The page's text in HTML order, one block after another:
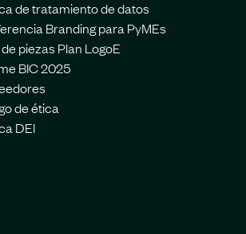
de tratamiento de datos
Branding para PyMEs
piezas Plan LogoE
BIC 2025
de ética
DEI